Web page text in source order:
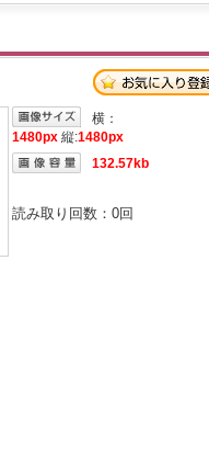
横：
1480px 縦:1480px
132.57kb
読み取り回数： 0回